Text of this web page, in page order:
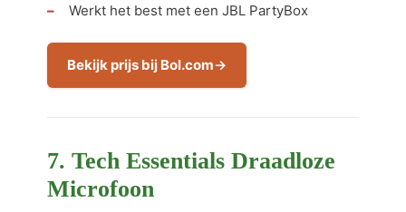
Werkt het best met een JBL PartyBox
Bekijk prijs bij Bol.com
7. Tech Essentials Draadloze
Microfoon